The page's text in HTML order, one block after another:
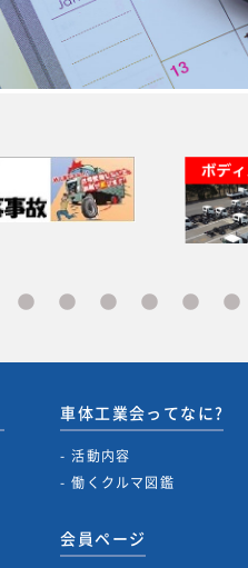
車体工業会ってなに?
活動内容
働くクルマ図鑑
会員ページ